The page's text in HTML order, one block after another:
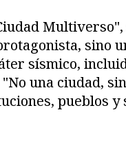
sino
sísmico,
una ciudad,
pueblos